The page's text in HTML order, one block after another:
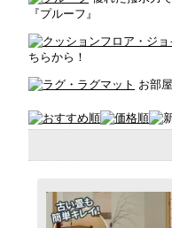
『プルーフ』
ちらから！
お部